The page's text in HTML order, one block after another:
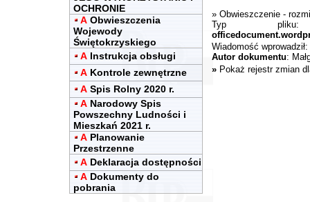
OCHRONIE
A Obwieszczenia
Wojewody
Świętokrzyskiego
A Instrukcja obsługi
A Kontrole zewnętrzne
A Spis Rolny 2020 r.
A Narodowy Spis
Powszechny Ludności i
Mieszkań 2021 r.
A Planowanie
Przestrzenne
A Deklaracja dostępności
A Dokumenty do
pobrania
» Obwieszczenie-
Typ
Wiadomość wprowadził:
Autor dokumentu:
» Pokaż rejestr zmian